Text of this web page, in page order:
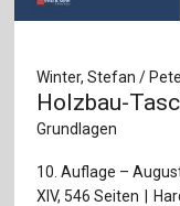
Winter, Stefan /
Holzbau-
Grundlagen
10. Auflage –
XIV, 546 Seiten